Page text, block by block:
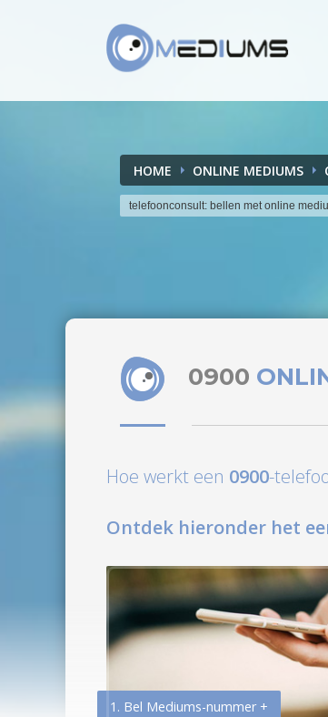
HOME ONLINE MEDIUMS
telefoonconsult: bellen met online
0900
Hoe werkt een 0900-
Ontdek hieronder het
1. Bel Mediums-nummer +